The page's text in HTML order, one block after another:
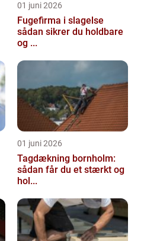
01 juni 2026
Fugefirma i slagelse
sådan sikrer du holdbare
og ...
01 juni 2026
Tagdækning bornholm:
sådan får du et stærkt og
hol...